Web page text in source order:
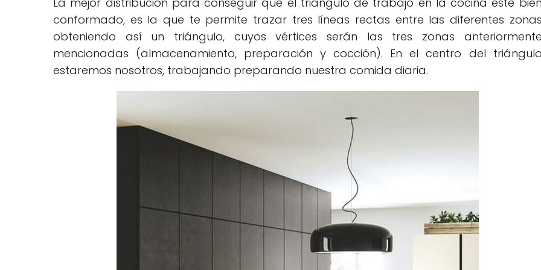
conformado, es la que te permite trazar tres líneas rectas entre las diferentes zonas
obteniendo así un triángulo, cuyos vértices serán las tres zonas anteriormente
mencionadas (almacenamiento, preparación y cocción). En el centro del triángulo
estaremos nosotros, trabajando preparando nuestra comida diaria.